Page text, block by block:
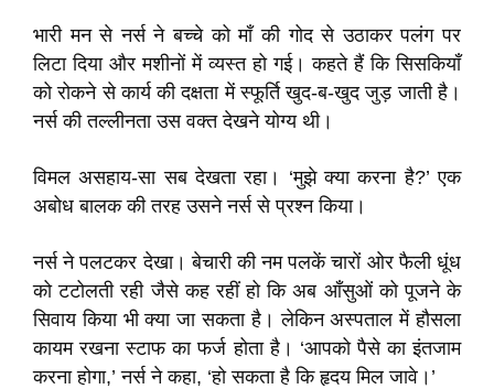
भारी मन से नर्स ने बच्चे को माँ की गोद से उठाकर पलंग पर
लिटा दिया और मशीनों में व्यस्त हो गई। कहते हैं कि सिसकियाँ
को रोकने से कार्य की दक्षता में स्फूर्ति खुद-ब-खुद जुड़ जाती है।
नर्स की तल्लीनता उस वक्त देखने योग्य थी।
विमल असहाय-सा सब देखता रहा। ‘मुझे क्या करना है?’ एक
अबोध बालक की तरह उसने नर्स से प्रश्न किया।
नर्स ने पलटकर देखा। बेचारी की नम पलकें चारों ओर फैली धूंध
को टटोलती रही जैसे कह रहीं हो कि अब आँसुओं को पूजने के
सिवाय किया भी क्या जा सकता है। लेकिन अस्पताल में हौसला
कायम रखना स्टाफ का फर्ज होता है। ‘आपको पैसे का इंतजाम
करना होगा,’ नर्स ने कहा, ‘हो सकता है कि हृदय मिल जावे।’